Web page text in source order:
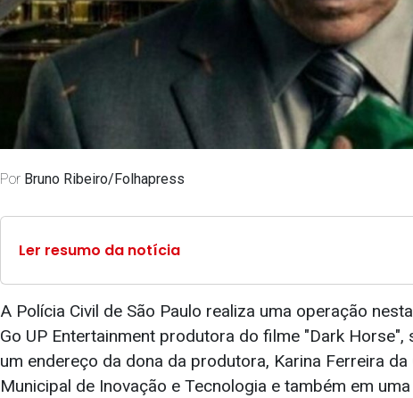
Por Bruno Ribeiro/Folhapress
Ler resumo da notícia
A Polícia Civil de São Paulo realiza uma operação
Go UP Entertainment produtora do filme "Dark Horse",
um endereço da dona da produtora, Karina Ferreira da
Municipal de Inovação e Tecnologia e também em